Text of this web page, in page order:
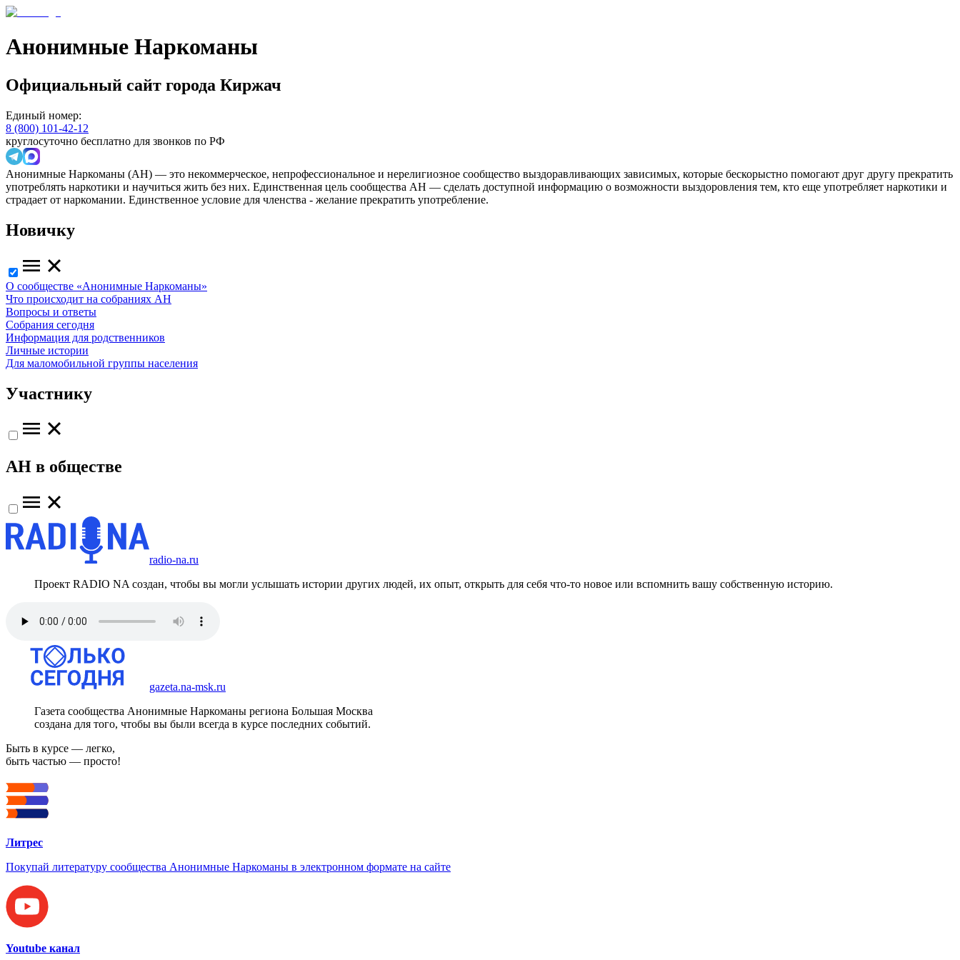
Анонимные Наркоманы
Официальный сайт города Киржач
Единый номер:
8 (800) 101-42-12
круглосуточно бесплатно для звонков по РФ
Анонимные Наркоманы (АН) — это некоммерческое, непрофессиональное и нерелигиозное сообщество выздоравливающих зависимых, которые бескорыстно помогают друг другу прекратить
употреблять наркотики и научиться жить без них. Единственная цель сообщества АН — сделать доступной информацию о возможности выздоровления тем, кто еще употребляет наркотики и
страдает от наркомании. Единственное условие для членства - желание прекратить употребление.
Новичку
О сообществе «Анонимные Наркоманы»
Что происходит на собраниях АН
Вопросы и ответы
Собрания сегодня
Информация для родственников
Личные истории
Для маломобильной группы населения
Участнику
АН в обществе
radio-na.ru
Проект RADIO NA создан, чтобы вы могли услышать истории других людей, их опыт, открыть для себя что-то новое или вспомнить вашу собственную историю.
gazeta.na-msk.ru
Газета сообщества Анонимные Наркоманы региона Большая Москва
создана для того, чтобы вы были всегда в курсе последних событий.
Быть в курсе — легко,
быть частью — просто!
Литрес
Покупай литературу сообщества Анонимные Наркоманы в электронном формате на сайте
Youtube канал